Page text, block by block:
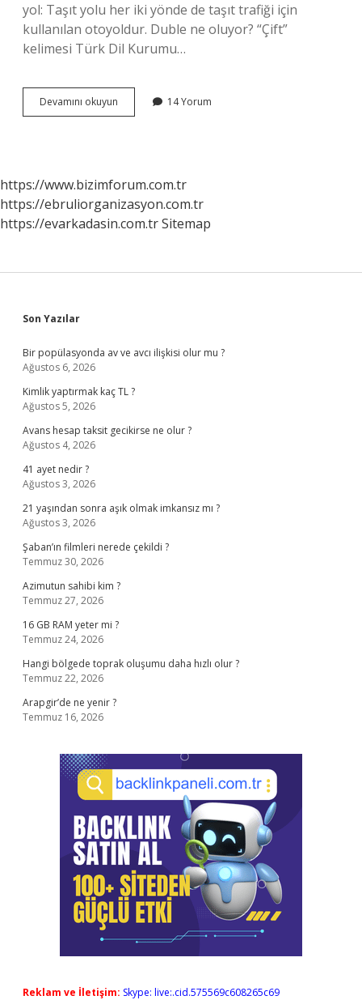
yol: Taşıt yolu her iki yönde de taşıt trafiği için
kullanılan otoyoldur. Duble ne oluyor? “Çift”
kelimesi Türk Dil Kurumu…
Devamını okuyun
Yol
14 Yorum
https://www.bizimforum.com.tr
https://ebruliorganizasyon.com.tr
https://evarkadasin.com.trSitemap
Sidebar
Son Yazılar
Bir popülasyonda av ve avcı ilişkisi olur mu ?
Ağustos 6, 2026
Kimlik yaptırmak kaç TL ?
Ağustos 5, 2026
Avans hesap taksit gecikirse ne olur ?
Ağustos 4, 2026
41 ayet nedir ?
Ağustos 3, 2026
21 yaşından sonra aşık olmak imkansız mı ?
Ağustos 3, 2026
Şaban’ın filmleri nerede çekildi ?
Temmuz 30, 2026
Azimutun sahibi kim ?
Temmuz 27, 2026
16 GB RAM yeter mi ?
Temmuz 24, 2026
Hangi bölgede toprak oluşumu daha hızlı olur ?
Temmuz 22, 2026
Arapgir’de ne yenir ?
Temmuz 16, 2026
Reklam ve İletişim: Skype: live:.cid.575569c608265c69